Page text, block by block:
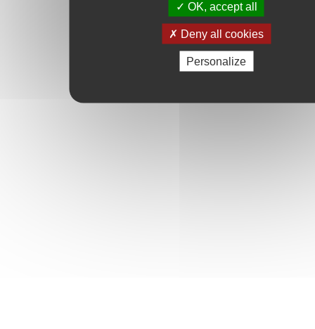
OK, accept all
Deny all cookies
Personalize